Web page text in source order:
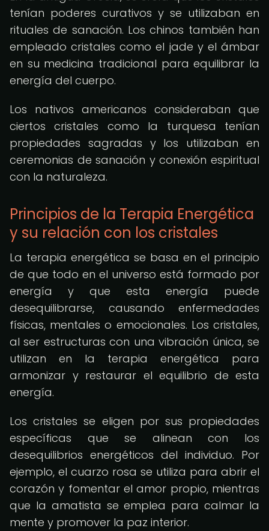
tenían poderes curativos y se utilizaban en
rituales de sanación. Los chinos también han
empleado cristales como el jade y el ámbar
en su medicina tradicional para equilibrar la
energía del cuerpo.
Los nativos americanos consideraban que
ciertos cristales como la turquesa tenían
propiedades sagradas y los utilizaban en
ceremonias de sanación y conexión espiritual
con la naturaleza.
Principios de la Terapia Energética
y su relación con los cristales
La terapia energética se basa en el principio
de que todo en el universo está formado por
energía y que esta energía puede
desequilibrarse, causando enfermedades
físicas, mentales o emocionales. Los cristales,
al ser estructuras con una vibración única, se
utilizan en la terapia energética para
armonizar y restaurar el equilibrio de esta
energía.
Los cristales se eligen por sus propiedades
específicas que se alinean con los
desequilibrios energéticos del individuo. Por
ejemplo, el cuarzo rosa se utiliza para abrir el
corazón y fomentar el amor propio, mientras
que la amatista se emplea para calmar la
mente y promover la paz interior.